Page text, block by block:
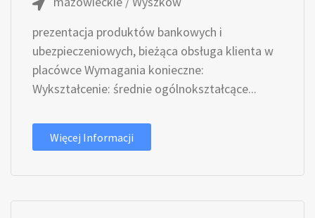
prezentacja produktów bankowych i
ubezpieczeniowych, bieżąca obsługa klienta w
placówce Wymagania konieczne:
Wykształcenie: średnie ogólnokształcące...
Więcej Informacji